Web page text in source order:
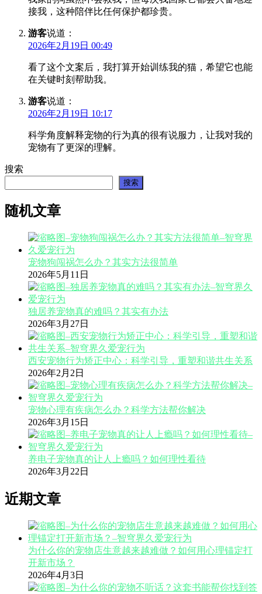
接我，这种陪伴比任何保护都珍贵。
游客说道：
2026年2月19日 00:49
看了这个文案后，我打算开始训练我的猫，希望它也能
在关键时刻帮助我。
游客说道：
2026年2月19日 10:17
科学角度解释宠物的行为真的很有说服力，让我对我的
宠物有了更深的理解。
搜索
搜索
随机文章
宠物狗闯祸怎么办？其实方法很简单
2026年5月11日
独居养宠物真的难吗？其实有办法
2026年3月27日
西安宠物行为矫正中心：科学引导，重塑和谐共生关系
2026年2月2日
宠物心理有疾病怎么办？科学方法帮你解决
2026年3月15日
养电子宠物真的让人上瘾吗？如何理性看待
2026年3月22日
近期文章
为什么你的宠物店生意越来越难做？如何用心理锚定打
开新市场？
2026年4月3日